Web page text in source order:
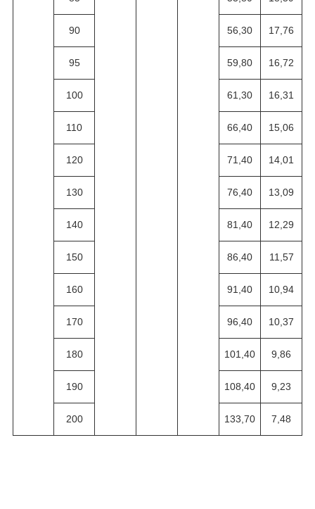
90 56,30 17,76
95 59,80 16,72
100 61,30 16,31
110 66,40 15,06
120 71,40 14,01
130 76,40 13,09
140 81,40 12,29
150 86,40 11,57
160 91,40 10,94
170 96,40 10,37
180 101,40 9,86
190 108,40 9,23
200 133,70 7,48